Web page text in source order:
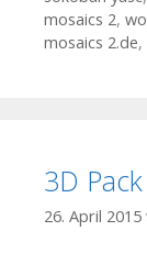
mosaics 2,
mosaics 2.de,
3D Pack
26. April 2015